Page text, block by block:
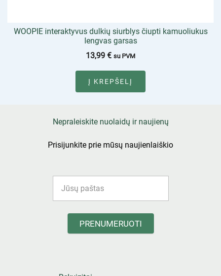
WOOPIE interaktyvus dulkių siurblys čiupti kamuoliukus
lengvas garsas
13,99 € su PVM
Į KREPŠELĮ
Nepraleiskite nuolaidų ir naujienų
Prisijunkite prie mūsų naujienlaiškio
PRENUMERUOTI